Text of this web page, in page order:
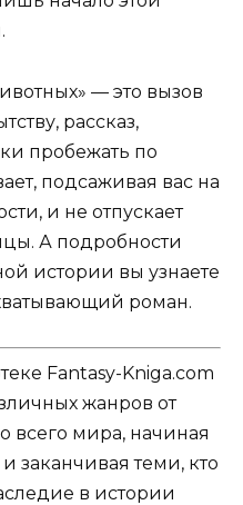
— это вызов
рассказ,
пробежать по
подсаживая вас на
и не отпускает
А подробности
истории вы узнаете
роман.
Fantasy-Kniga.com
жанров от
всего мира, начиная
заканчивая теми, кто
в истории